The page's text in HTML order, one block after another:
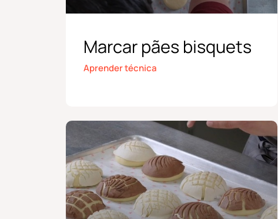
Marcar pães bisquets
Aprender técnica